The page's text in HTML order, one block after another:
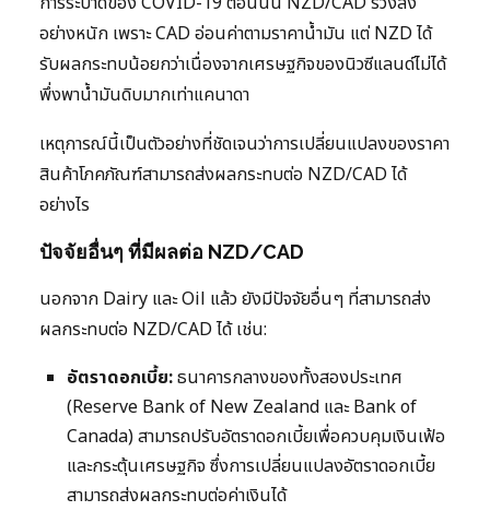
อย่างหนัก เพราะ CAD อ่อนค่าตามราคาน้ำมัน แต่ NZD ได้
รับผลกระทบน้อยกว่าเนื่องจากเศรษฐกิจของนิวซีแลนด์ไม่ได้
พึ่งพาน้ำมันดิบมากเท่าแคนาดา
เหตุการณ์นี้เป็นตัวอย่างที่ชัดเจนว่าการเปลี่ยนแปลงของราคา
สินค้าโภคภัณฑ์สามารถส่งผลกระทบต่อ NZD/CAD ได้
อย่างไร
ปัจจัยอื่นๆ ที่มีผลต่อ NZD/CAD
นอกจาก Dairy และ Oil แล้ว ยังมีปัจจัยอื่นๆ ที่สามารถส่ง
ผลกระทบต่อ NZD/CAD ได้ เช่น:
อัตราดอกเบี้ย:ธนาคารกลางของทั้งสองประเทศ
(Reserve Bank of New Zealand และ Bank of
Canada) สามารถปรับอัตราดอกเบี้ยเพื่อควบคุมเงินเฟ้อ
และกระตุ้นเศรษฐกิจ ซึ่งการเปลี่ยนแปลงอัตราดอกเบี้ย
สามารถส่งผลกระทบต่อค่าเงินได้